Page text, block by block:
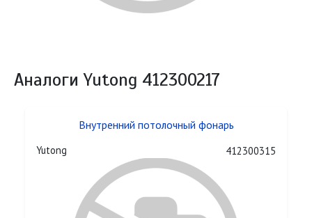
Аналоги Yutong 412300217
Внутренний потолочный фонарь
Yutong 412300315